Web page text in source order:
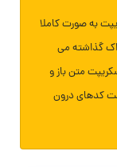
به صورت کاملا
گذاشته می
متن باز و
کدهای درون